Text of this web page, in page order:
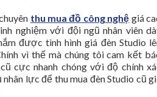
thu mua đồ công nghệ giá
nghiệm với đội ngũ nhân viên
được tình hình giá đèn Studio
vì thế mà chúng tôi cam kết
cực nhanh chóng với độ chính
lực để thu mua đèn Studio cũ